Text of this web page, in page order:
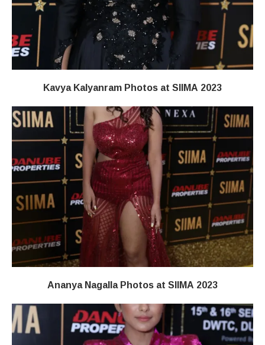
Kavya Kalyanram Photos at SIIMA 2023
Ananya Nagalla Photos at SIIMA 2023